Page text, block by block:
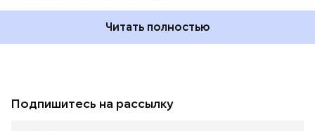
Читать полностью
Подпишитесь на рассылку